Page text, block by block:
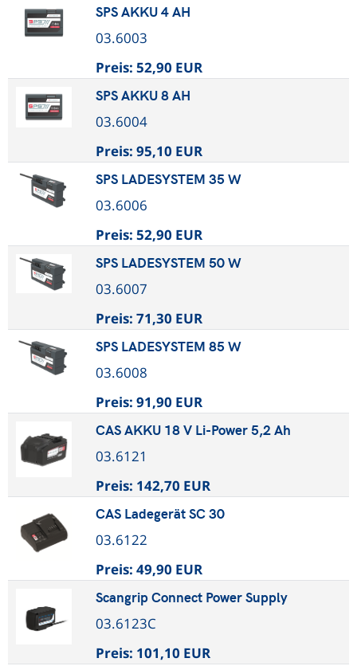
SPS AKKU 4 AH
03.6003
Preis: 52,90 EUR
SPS AKKU 8 AH
03.6004
Preis: 95,10 EUR
SPS LADESYSTEM 35 W
03.6006
Preis: 52,90 EUR
SPS LADESYSTEM 50 W
03.6007
Preis: 71,30 EUR
SPS LADESYSTEM 85 W
03.6008
Preis: 91,90 EUR
CAS AKKU 18 V Li-Power 5,2 Ah
03.6121
Preis: 142,70 EUR
CAS Ladegerät SC 30
03.6122
Preis: 49,90 EUR
Scangrip Connect Power Supply
03.6123C
Preis: 101,10 EUR